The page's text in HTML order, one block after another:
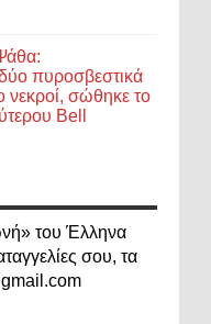
πυροσβεστικά
νεκροί, σώθηκε το
Bell
του Έλληνα
σου, τα